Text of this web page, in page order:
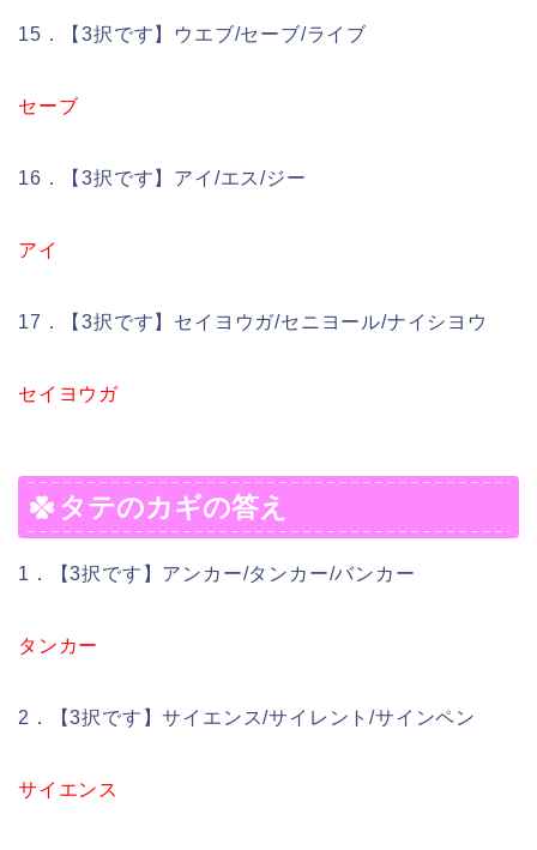
15．【3択です】ウエブ/セーブ/ライブ
セーブ
16．【3択です】アイ/エス/ジー
アイ
17．【3択です】セイヨウガ/セニヨール/ナイシヨウ
セイヨウガ
タテのカギの答え
1．【3択です】アンカー/タンカー/バンカー
タンカー
2．【3択です】サイエンス/サイレント/サインペン
サイエンス